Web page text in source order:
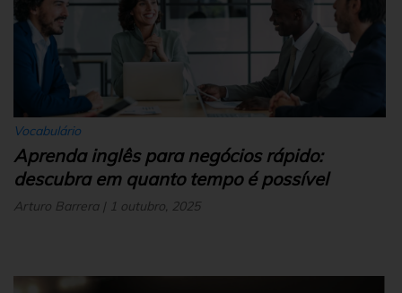
Vocabulário
Aprenda inglês para negócios rápido:
descubra em quanto tempo é possível
Arturo Barrera | 1 outubro, 2025